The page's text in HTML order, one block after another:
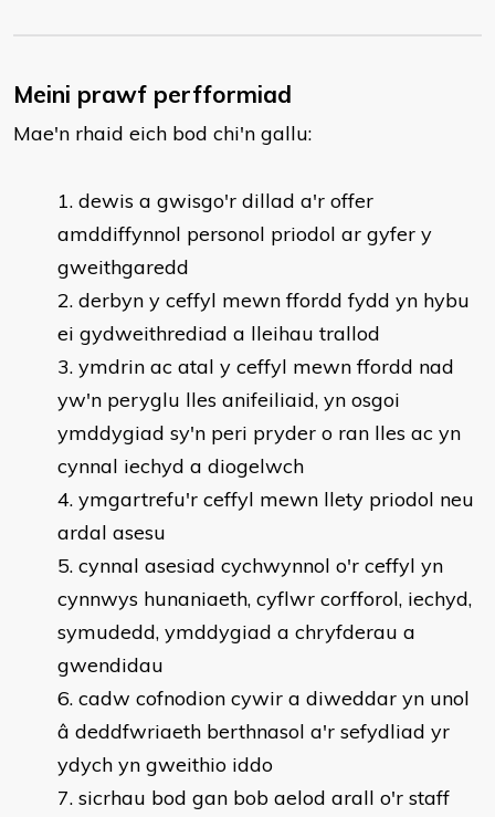
Meini prawf perfformiad
Mae'n rhaid eich bod chi'n gallu:
​dewis a gwisgo'r dillad a'r offer
amddiffynnol personol priodol ar gyfer y
gweithgaredd
derbyn y ceffyl mewn ffordd fydd yn hybu
ei gydweithrediad a lleihau trallod
ymdrin ac atal y ceffyl mewn ffordd nad
yw'n peryglu lles anifeiliaid, yn osgoi
ymddygiad sy'n peri pryder o ran lles ac yn
cynnal iechyd a diogelwch
ymgartrefu'r ceffyl mewn llety priodol neu
ardal asesu
cynnal asesiad cychwynnol o'r ceffyl yn
cynnwys hunaniaeth, cyflwr corfforol, iechyd,
symudedd, ymddygiad a chryfderau a
gwendidau
cadw cofnodion cywir a diweddar yn unol
â deddfwriaeth berthnasol a'r sefydliad yr
ydych yn gweithio iddo
sicrhau bod gan bob aelod arall o'r staff